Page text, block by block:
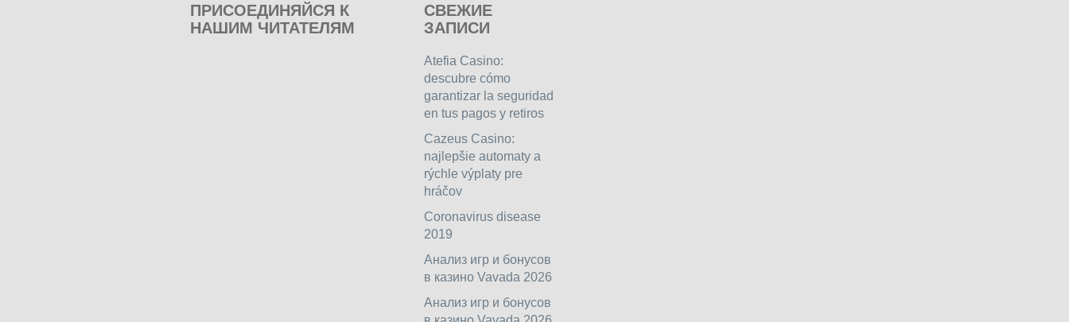
ПРИСОЕДИНЯЙСЯ К
НАШИМ ЧИТАТЕЛЯМ
СВЕЖИЕ
ЗАПИСИ
Atefia Casino:
descubre cómo
garantizar la seguridad
en tus pagos y retiros
Cazeus Casino:
najlepšie automaty a
rýchle výplaty pre
hráčov
Coronavirus disease
2019
Анализ игр и бонусов
в казино Vavada 2026
Анализ игр и бонусов